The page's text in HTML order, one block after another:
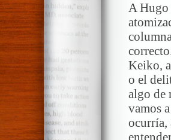
A Hugo
Keiko,
o el
algo de
vamos
ocurría,